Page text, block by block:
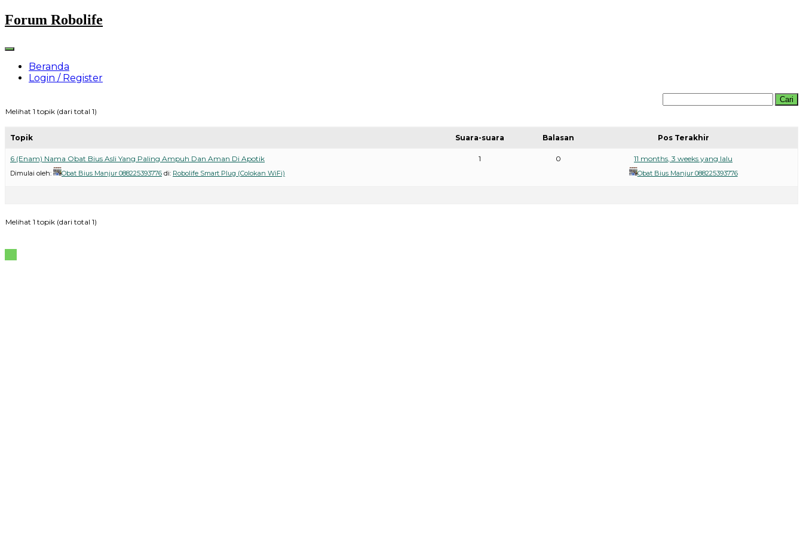
Skip
to
Forum Robolife
Beranda
Login / Register
Melihat 1 topik (dari total 1)
Topik Suara-suara Balasan Pos Terakhir
6 (Enam) Nama Obat Bius Asli Yang Paling Ampuh Dan Aman Di Apotik
Dimulai oleh: Obat Bius Manjur 088225393776 di: Robolife Smart Plug (Colokan WiFi)
1 0 11 months, 3 weeks yang lalu
Obat Bius Manjur 088225393776
Melihat 1 topik (dari total 1)